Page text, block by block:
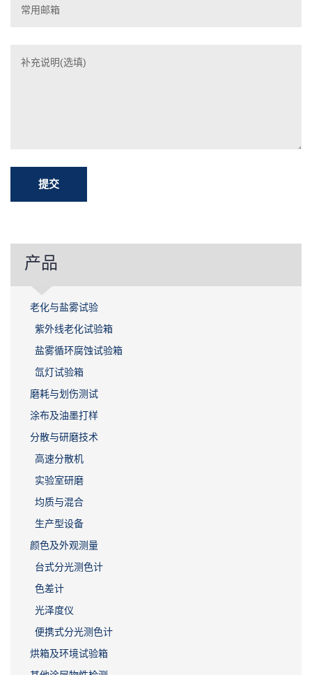
产品
老化与盐雾试验
紫外线老化试验箱
盐雾循环腐蚀试验箱
氙灯试验箱
磨耗与划伤测试
涂布及油墨打样
分散与研磨技术
高速分散机
实验室研磨
均质与混合
生产型设备
颜色及外观测量
台式分光测色计
色差计
光泽度仪
便携式分光测色计
烘箱及环境试验箱